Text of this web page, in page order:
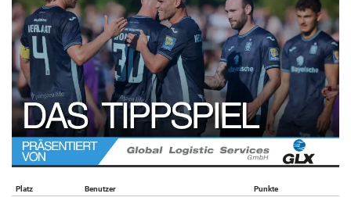
Platz Benutzer
Punkte